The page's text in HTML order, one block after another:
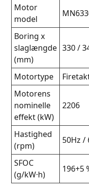
Motor
model
Boring x
slaglængde
(mm)
330 /
Motortype
Motorens
nominelle
effekt (kW)
2206
Hastighed
(rpm)
50Hz /
SFOC
(g/kW·h)
196+5